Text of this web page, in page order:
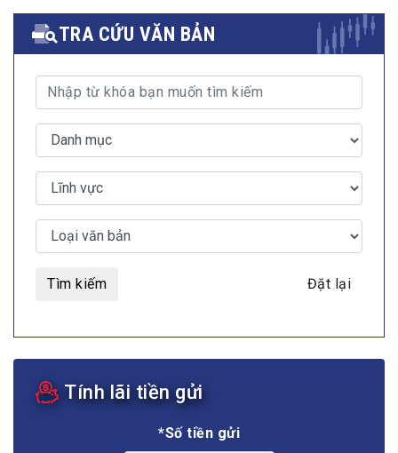
TRA CỨU VĂN BẢN
Tìm kiếm Đặt lại
Tính lãi tiền gửi
*Số tiền gửi